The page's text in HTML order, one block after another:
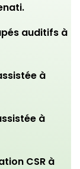
auditifs à
à
à
CSR à